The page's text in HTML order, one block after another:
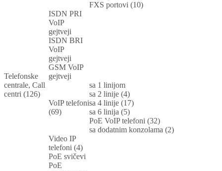
Telefonske
centrale, Call
centri (126)
FXS portovi (10)
ISDN PRI
VoIP
gejtveji
ISDN BRI
VoIP
gejtveji
GSM VoIP
gejtveji
VoIP telefoni
(69)
sa 1 linijom
sa 2 linije (4)
sa 4 linije (17)
sa 6 linija (5)
PoE VoIP telefoni (32)
sa dodatnim konzolama (2)
Video IP
telefoni (4)
PoE svičevi
PoE